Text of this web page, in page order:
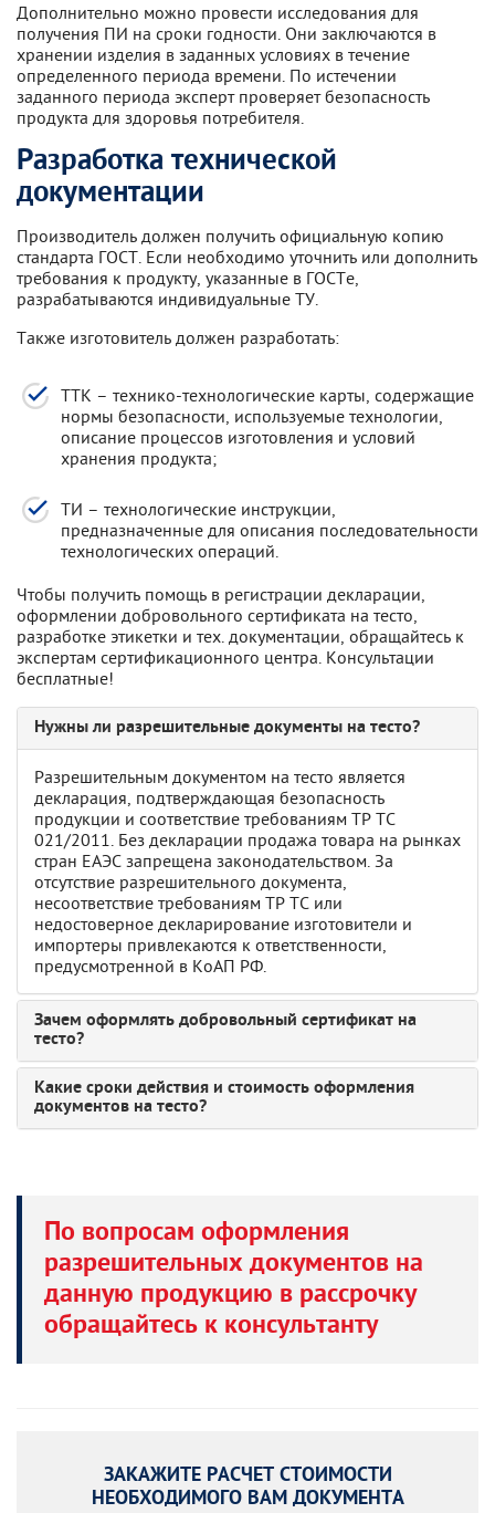
Дополнительно можно провести исследования для
получения ПИ на сроки годности. Они заключаются в
хранении изделия в заданных условиях в течение
определенного периода времени. По истечении
заданного периода эксперт проверяет безопасность
продукта для здоровья потребителя.
Разработка технической
документации
Производитель должен получить официальную копию
стандарта ГОСТ. Если необходимо уточнить или дополнить
требования к продукту, указанные в ГОСТе,
разрабатываются индивидуальные ТУ.
Также изготовитель должен разработать:
ТТК – технико-технологические карты, содержащие
нормы безопасности, используемые технологии,
описание процессов изготовления и условий
хранения продукта;
ТИ – технологические инструкции,
предназначенные для описания последовательности
технологических операций.
Чтобы получить помощь в регистрации декларации,
оформлении добровольного сертификата на тесто,
разработке этикетки и тех. документации, обращайтесь к
экспертам сертификационного центра. Консультации
бесплатные!
Нужны ли разрешительные документы на тесто?
Разрешительным документом на тесто является
декларация, подтверждающая безопасность
продукции и соответствие требованиям ТР ТС
021/2011. Без декларации продажа товара на рынках
стран ЕАЭС запрещена законодательством. За
отсутствие разрешительного документа,
несоответствие требованиям ТР ТС или
недостоверное декларирование изготовители и
импортеры привлекаются к ответственности,
предусмотренной в КоАП РФ.
Зачем оформлять добровольный сертификат на
тесто?
Какие сроки действия и стоимость оформления
документов на тесто?
По вопросам оформления
разрешительных документов на
данную продукцию в рассрочку
обращайтесь к консультанту
ЗАКАЖИТЕ РАСЧЕТ СТОИМОСТИ
НЕОБХОДИМОГО ВАМ ДОКУМЕНТА